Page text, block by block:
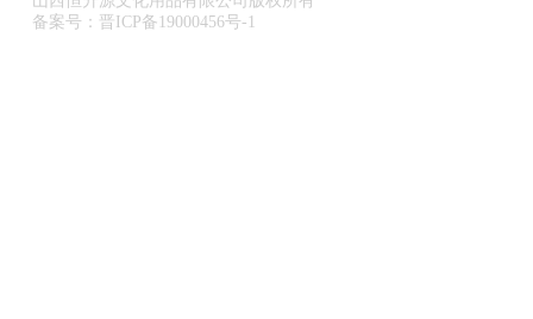
关于我们
备案号： 晋ICP备19000456号-1